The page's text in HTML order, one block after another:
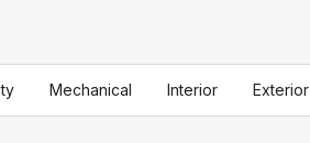
Mechanical Interior Exterior